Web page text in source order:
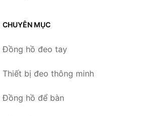
CHUYÊN MỤC
Đồng hồ đeo tay
Thiết bị đeo thông minh
Đồng hồ để bàn